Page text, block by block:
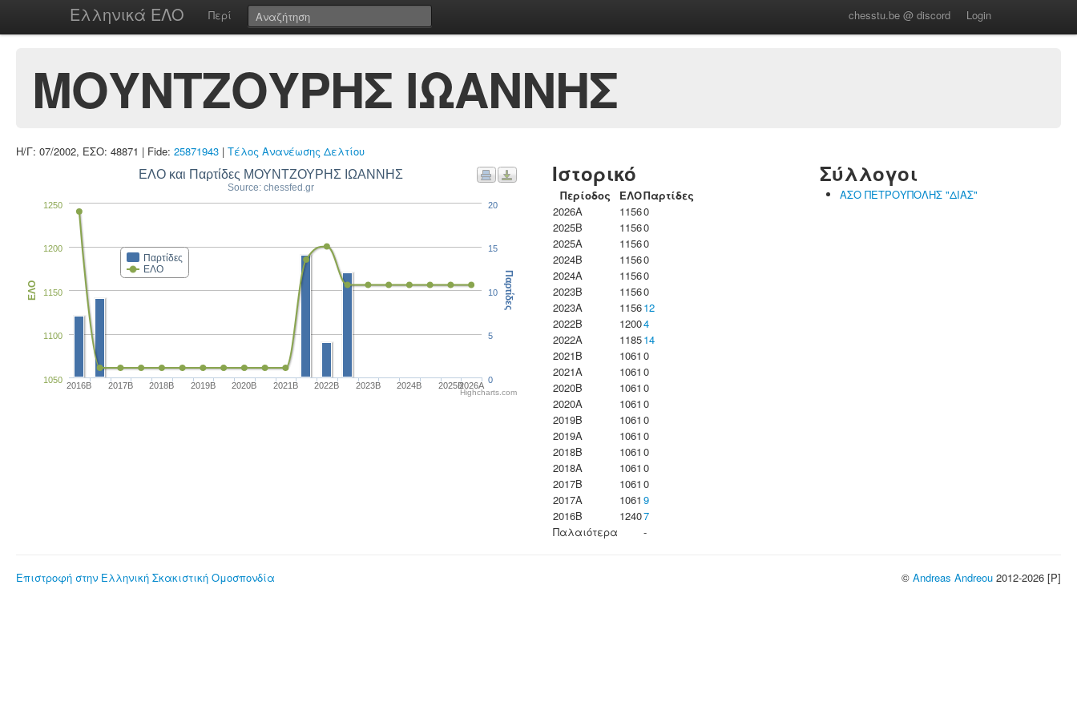
Ελληνικά ΕΛΟ Περί chesstu.be @ discord Login
ΜΟΥΝΤΖΟΥΡΗΣ ΙΩΑΝΝΗΣ
Η/Γ: 07/2002, ΕΣΟ: 48871 | Fide: 25871943 | Τέλος Ανανέωσης Δελτίου
ΕΛΟ και Παρτίδες ΜΟΥΝΤΖΟΥΡΗΣ ΙΩΑΝΝΗΣ
Source: chessfed.gr
Παρτίδες
ΕΛΟ
2016B 2017B 2018B 2019B 2020B 2021B 2022B 2023B 2024B 2025B2026A
1050
1100
1150
1200
1250
ΕΛΟ
0
5
10
15
20
Παρτίδες
Highcharts.com
Ιστορικό
Περίοδος ΕΛΟΠαρτίδες
2026A
11560
2025B
11560
2025A
11560
2024B
11560
2024A
11560
2023B
11560
2023Α
115612
2022B
12004
2022A
118514
2021B
1061 0
2021A
1061 0
2020B
1061 0
2020A
1061 0
2019B
1061 0
2019A
1061 0
2018B
1061 0
2018A
1061 0
2017B
1061 0
2017A
1061 9
2016B
12407
Παλαιότερα
-
Σύλλογοι
ΑΣΟ ΠΕΤΡΟΥΠΟΛΗΣ "ΔΙΑΣ"
Επιστροφή στην Ελληνική Σκακιστική Ομοσπονδία © Andreas Andreou 2012-2026 [P]